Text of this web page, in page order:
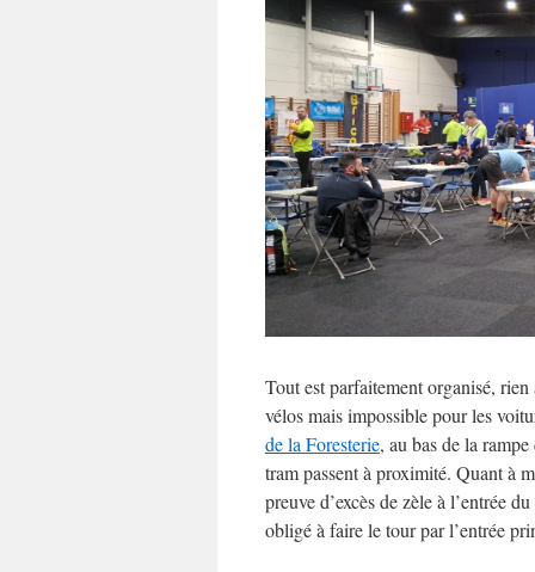
Dénivelé
positif:
842
Dénivelé
négatif:
Durée:
Tout est parfaitement organisé,
vélos mais impossible pour les
de la Foresterie, au bas de la
tram passent à proximité. Quant à
preuve d’excès de zèle à l’entrée
obligé à faire le tour par l’entrée